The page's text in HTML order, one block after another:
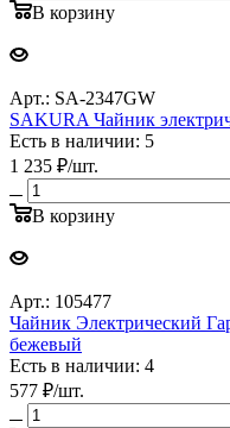
В корзину
Арт.: SA-2347GW
SAKURA Чайник
Есть в наличии: 5
1 235 ₽/шт.
В корзину
Арт.: 105477
Чайник Электрический
бежевый
Есть в наличии: 4
577 ₽/шт.